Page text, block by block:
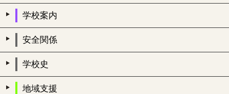
学校案内
安全関係
学校史
地域支援